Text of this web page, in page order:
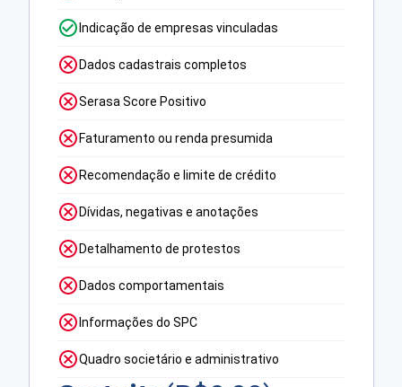
Indicação de empresas vinculadas
Dados cadastrais completos
Serasa Score Positivo
Faturamento ou renda presumida
Recomendação e limite de crédito
Dívidas, negativas e anotações
Detalhamento de protestos
Dados comportamentais
Informações do SPC
Quadro societário e administrativo